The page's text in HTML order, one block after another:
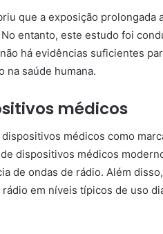
que a exposição prolongada
entanto, este estudo foi
há evidências suficientes
na saúde humana.
médicos
médicos como
dispositivos médicos
de ondas de rádio. Além
em níveis típicos de uso